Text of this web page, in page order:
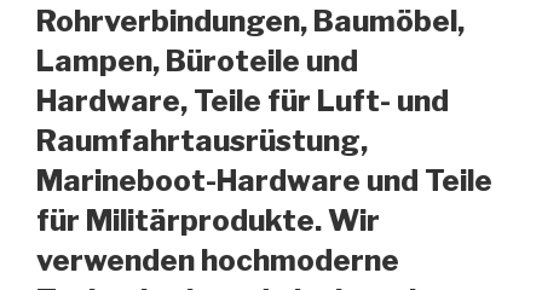
Rohrverbindungen, Baumöbel,
Lampen, Büroteile und
Hardware, Teile für Luft- und
Raumfahrtausrüstung,
Marineboot-Hardware und Teile
für Militärprodukte. Wir
verwenden hochmoderne